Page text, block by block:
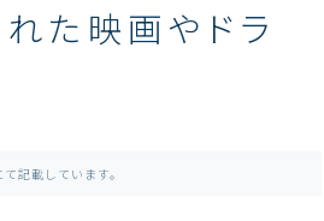
た映画やドラ
記載しています。